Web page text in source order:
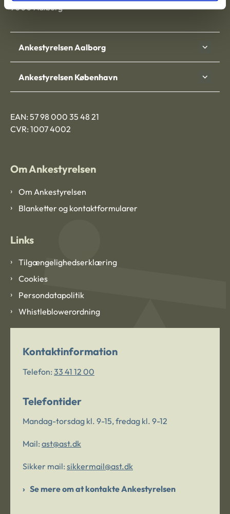
9000 Aalborg
Ankestyrelsen Aalborg
Ankestyrelsen København
EAN: 57 98 000 35 48 21
CVR: 1007 4002
Om Ankestyrelsen
Om Ankestyrelsen
Blanketter og kontaktformularer
Links
Tilgængelighedserklæring
Cookies
Persondatapolitik
Whistleblowerordning
Kontaktinformation
Telefon: 33 41 12 00
Telefontider
Mandag-torsdag kl. 9-15, fredag kl. 9-12
Mail: ast@ast.dk
Sikker mail: sikkermail@ast.dk
Se mere om at kontakte Ankestyrelsen